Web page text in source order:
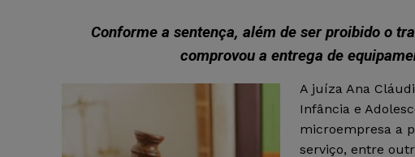
Conforme a sentença, além de ser proibido o
comprovou a entrega de
A juíza Ana
Infância e
microempresa a
serviço, entre